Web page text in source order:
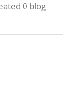
0 blog